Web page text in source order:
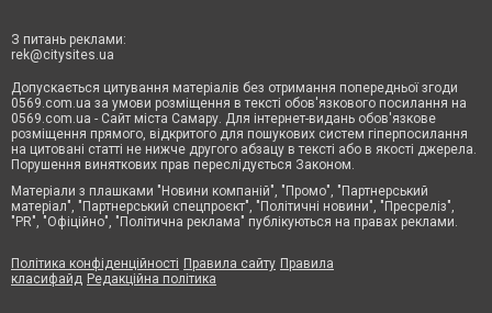
З питань реклами:
rek@citysites.ua
Допускається цитування матеріалів без отримання попередньої згоди
0569.com.ua за умови розміщення в тексті обов'язкового посилання на
0569.com.ua - Сайт міста Самару. Для інтернет-видань обов'язкове
розміщення прямого, відкритого для пошукових систем гіперпосилання
на цитовані статті не нижче другого абзацу в тексті або в якості джерела.
Порушення виняткових прав переслідується Законом.
Матеріали з плашками "Новини компаній", "Промо", "Партнерський
матеріал", "Партнерський спецпроєкт", "Політичні новини", "Пресреліз",
"PR", "Офіційно", "Політична реклама" публікуються на правах реклами.
Політика конфіденційності Правила сайту Правила
класифайд Редакційна політика